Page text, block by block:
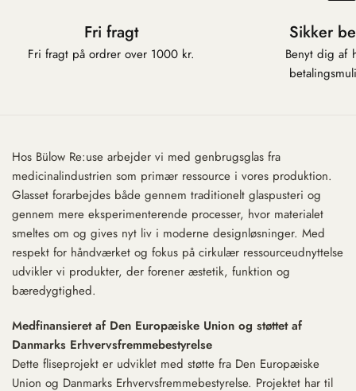
Fri fragt
Fri fragt på ordrer over 1000 kr.
Sikker
Benyt dig af
Hos Bülow Re:use arbejder vi med genbrugsglas fra
medicinalindustrien som primær ressource i vores produktion.
Glasset forarbejdes både gennem traditionelt glaspusteri og
gennem mere eksperimenterende processer, hvor materialet
smeltes om og gives nyt liv i moderne designløsninger. Med
respekt for håndværket og fokus på cirkulær ressourceudnyttelse
udvikler vi produkter, der forener æstetik, funktion og
bæredygtighed.
Medfinansieret af Den Europæiske Union og støttet af
Danmarks Erhvervsfremmebestyrelse
Dette fliseprojekt er udviklet med støtte fra Den Europæiske
Union og Danmarks Erhvervsfremmebestyrelse. Projektet har til